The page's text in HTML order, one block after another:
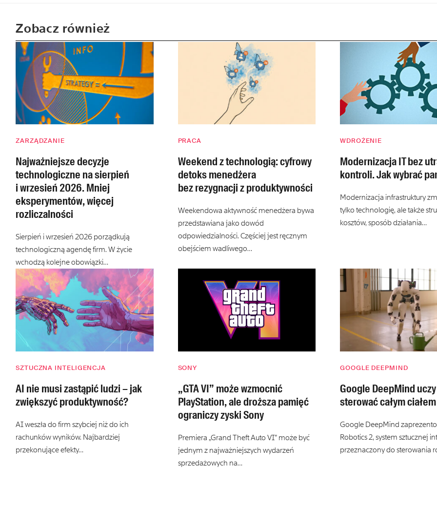
Zobacz również
ZARZĄDZANIE
Najważniejsze decyzje
technologiczne na sierpień
i wrzesień 2026. Mniej
eksperymentów, więcej
rozliczalności
Sierpień i wrzesień 2026 porządkują
technologiczną agendę firm. W życie
wchodzą kolejne obowiązki…
PRACA
Weekend z technologią: cyfrowy
detoks menedżera
bez rezygnacji z produktywności
Weekendowa aktywność menedżera bywa
przedstawiana jako dowód
odpowiedzialności. Częściej jest ręcznym
obejściem wadliwego…
WDROŻENIE
Modernizacja IT bez
kontroli. Jak wybrać
Modernizacja infrastruktury
tylko technologię, ale także
kosztów, sposób działania…
SZTUCZNA INTELIGENCJA
AI nie musi zastąpić ludzi – jak
zwiększyć produktywność?
AI weszła do firm szybciej niż do ich
rachunków wyników. Najbardziej
przekonujące efekty…
SONY
„GTA VI” może wzmocnić
PlayStation, ale droższa pamięć
ograniczy zyski Sony
Premiera „Grand Theft Auto VI” może być
jednym z najważniejszych wydarzeń
sprzedażowych na…
GOOGLE DEEPMIND
Google DeepMind
sterować całym ciałem
Google DeepMind
Robotics 2, system sztucznej
przeznaczony do sterowania